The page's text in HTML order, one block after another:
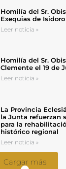
Homilía del Sr.
Exequias de
Leer noticia »
Homilía del Sr.
Clemente el 19 de
Leer noticia »
La Provincia
la Junta refuerzan
para la
histórico regional
Leer noticia »
Cargar más